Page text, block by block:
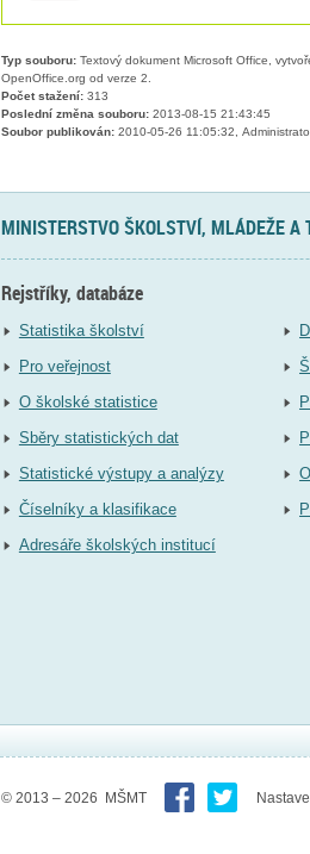
Typ souboru:Textový dokument Microsoft Office,
OpenOffice.org od verze 2.
Počet stažení:313
Poslední změna souboru:2013-08-15 21:43:45
Soubor publikován:2010-05-26 11:05:32,
MINISTERSTVO ŠKOLSTVÍ, MLÁDEŽE A
Rejstříky, databáze
Statistika školství
Pro veřejnost
O školské statistice
Sběry statistických dat
Statistické výstupy a analýzy
Číselníky a klasifikace
Adresáře školských institucí
© 2013 – 2026 MŠMT